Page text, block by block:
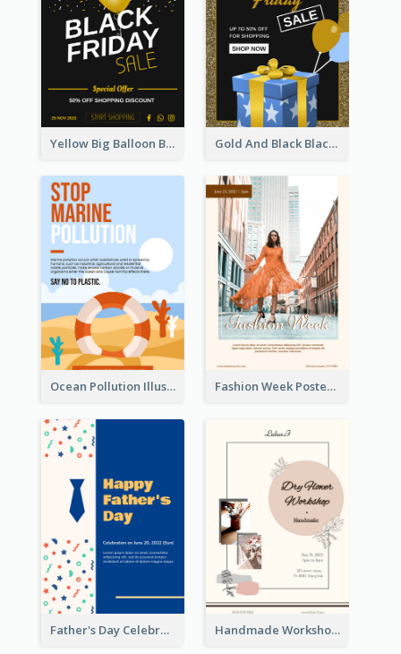
Yellow Big Balloon Black Friday Special Offer Poster Gold And Black Black Friday Specials Poster
Ocean Pollution Illustration Campaign Poster Fashion Week Poster
Father's Day Celebration Poster Handmade Workshop Poster